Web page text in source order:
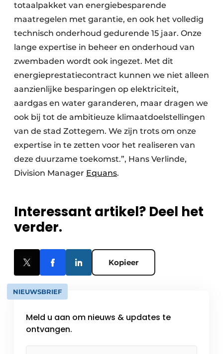
totaalpakket van energiebesparende
maatregelen met garantie, en ook het volledig
technisch onderhoud gedurende 15 jaar. Onze
lange expertise in beheer en onderhoud van
zwembaden wordt ook ingezet. Met dit
energieprestatiecontract kunnen we niet alleen
aanzienlijke besparingen op elektriciteit,
aardgas en water garanderen, maar dragen we
ook bij tot de ambitieuze klimaatdoelstellingen
van de stad Zottegem. We zijn trots om onze
expertise in te zetten voor het realiseren van
deze duurzame toekomst.”, Hans Verlinde,
Division Manager Equans.
Interessant artikel? Deel het
verder.
Kopieer
NIEUWSBRIEF
Meld u aan om nieuws & updates te
ontvangen.